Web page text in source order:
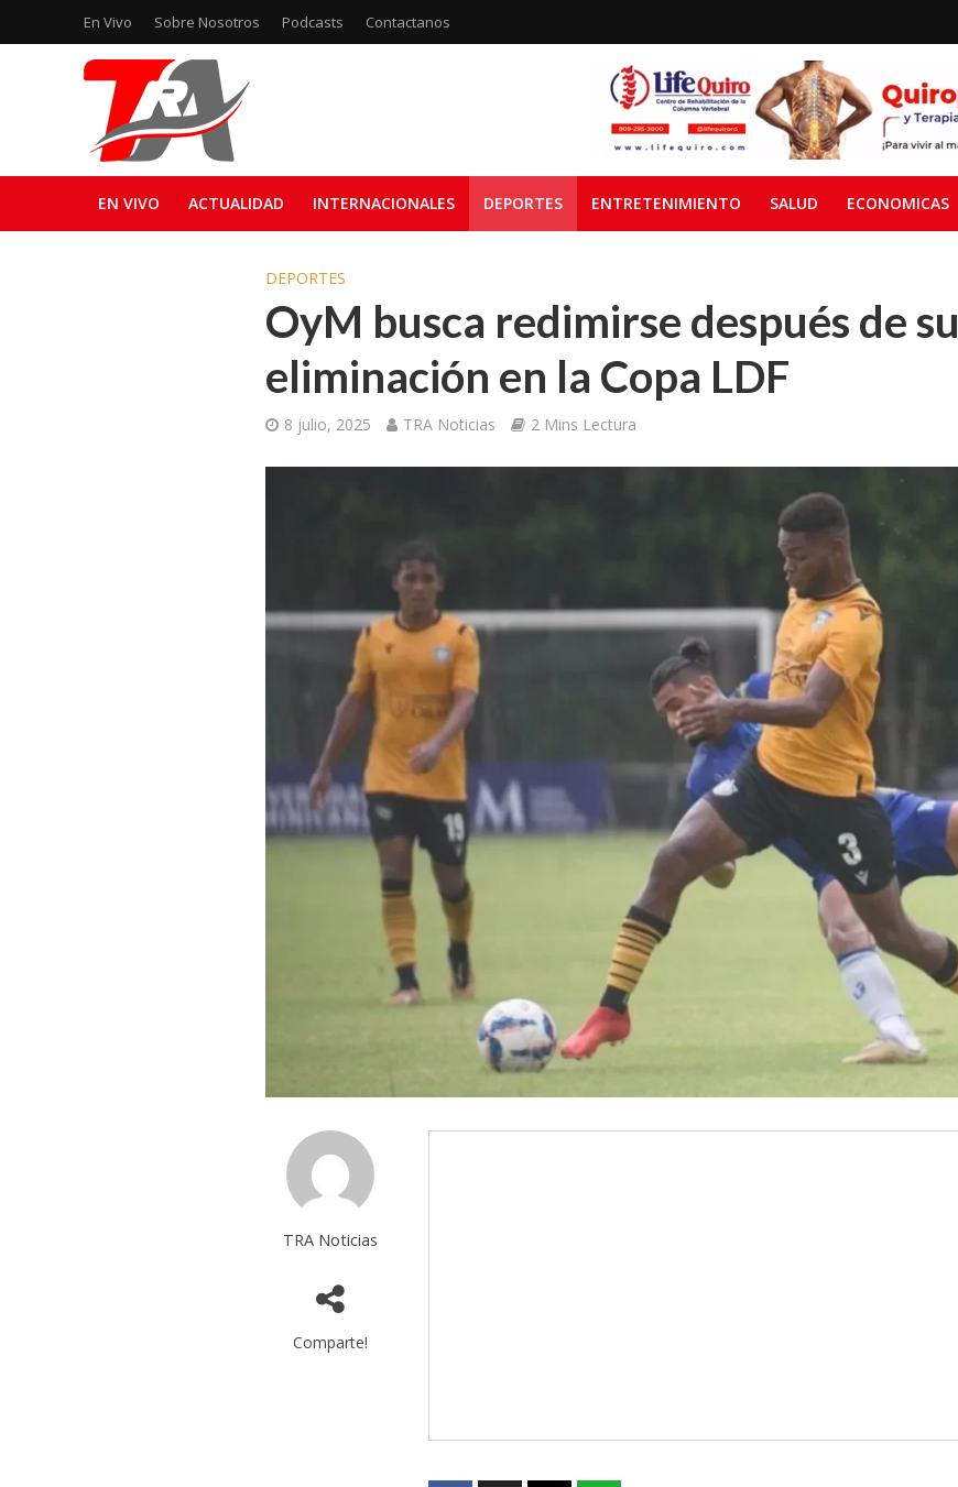
En Vivo Sobre Nosotros Podcasts Contactanos
EN VIVO ACTUALIDAD INTERNACIONALES DEPORTES ENTRETENIMIENTO SALUD ECONOMICAS
DEPORTES
OyM busca redimirse después de su
eliminación en la Copa LDF
8 julio, 2025 TRA Noticias 2 Mins Lectura
TRA Noticias
Comparte!